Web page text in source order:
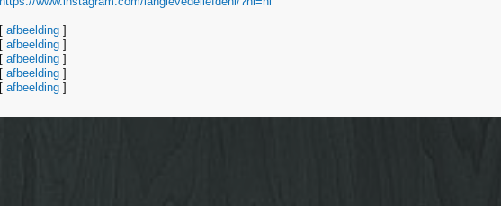
[ afbeelding ]
[ afbeelding ]
[ afbeelding ]
[ afbeelding ]
[ afbeelding ]